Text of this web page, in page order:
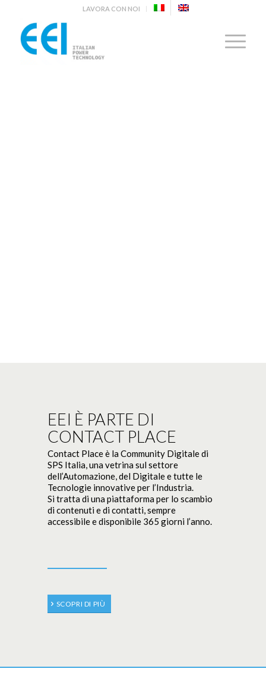
LAVORA CON NOI
EEI È PARTE DI
CONTACT PLACE
Contact Place è la Community Digitale di
SPS Italia, una vetrina sul settore
dell’Automazione, del Digitale e tutte le
Tecnologie innovative per l’Industria.
Si tratta di una piattaforma per lo scambio
di contenuti e di contatti, sempre
accessibile e disponibile 365 giorni l’anno.
SCOPRI DI PIÙ